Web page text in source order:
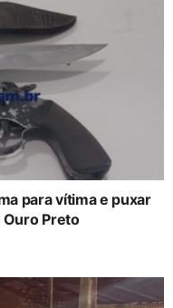
para vítima e puxar
Ouro Preto